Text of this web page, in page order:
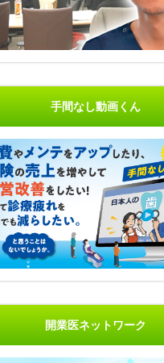
手間なし動画くん
開業医ネットワーク